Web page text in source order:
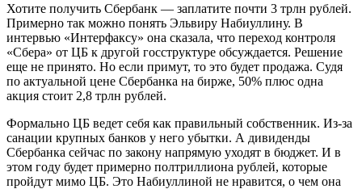
Хотите получить Сбербанк — заплатите почти 3 трлн рублей.
Примерно так можно понять Эльвиру Набиуллину. В
интервью «Интерфаксу» она сказала, что переход контроля
«Сбера» от ЦБ к другой госструктуре обсуждается. Решение
еще не принято. Но если примут, то это будет продажа. Судя
по актуальной цене Сбербанка на бирже, 50% плюс одна
акция стоит 2,8 трлн рублей.
Формально ЦБ ведет себя как правильный собственник. Из-за
санации крупных банков у него убытки. А дивиденды
Сбербанка сейчас по закону напрямую уходят в бюджет. И в
этом году будет примерно полтриллиона рублей, которые
пройдут мимо ЦБ. Это Набиуллиной не нравится, о чем она